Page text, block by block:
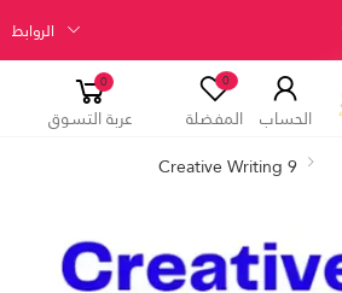
الروابط
الحساب
0
المفضلة
0
عربة التسوق
Creative Writing 9